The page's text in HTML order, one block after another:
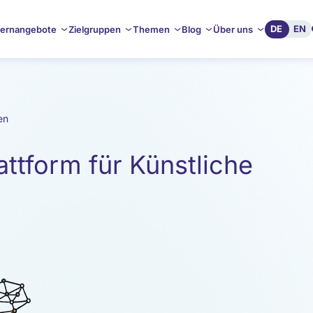
Zielgruppen Themen Blog Über uns DE EN
für Künstliche